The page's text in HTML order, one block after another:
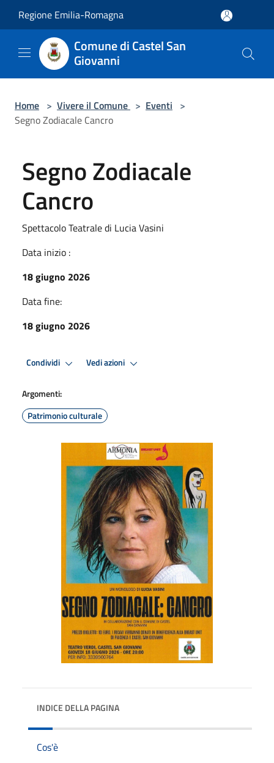
Regione Emilia-Romagna
Comune di Castel San
Giovanni
Home > Vivere il Comune > Eventi >
Segno Zodiacale Cancro
Segno Zodiacale
Cancro
Spettacolo Teatrale di Lucia Vasini
Data inizio :
18 giugno 2026
Data fine:
18 giugno 2026
Condividi Vedi azioni
Argomenti:
Patrimonio culturale
INDICE DELLA PAGINA
Cos'è